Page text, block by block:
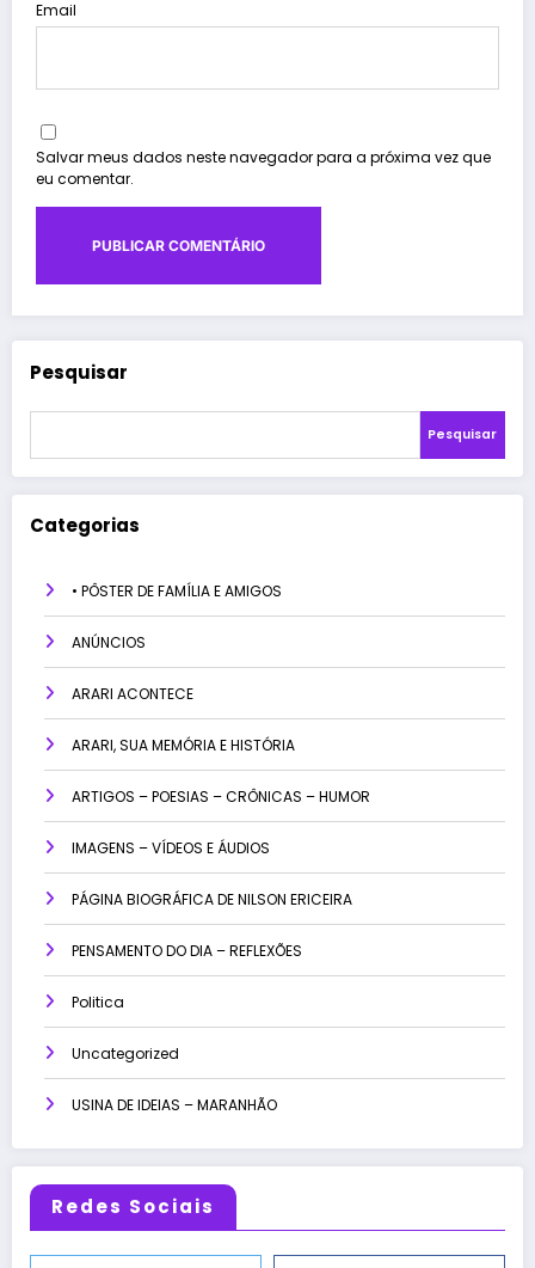
Email
Salvar meus dados neste navegador para a próxima vez que
eu comentar.
Pesquisar
Pesquisar
Categorias
• PÔSTER DE FAMÍLIA E AMIGOS
ANÚNCIOS
ARARI ACONTECE
ARARI, SUA MEMÓRIA E HISTÓRIA
ARTIGOS – POESIAS – CRÔNICAS – HUMOR
IMAGENS – VÍDEOS E ÁUDIOS
PÁGINA BIOGRÁFICA DE NILSON ERICEIRA
PENSAMENTO DO DIA – REFLEXÕES
Politica
Uncategorized
USINA DE IDEIAS – MARANHÃO
Redes Sociais